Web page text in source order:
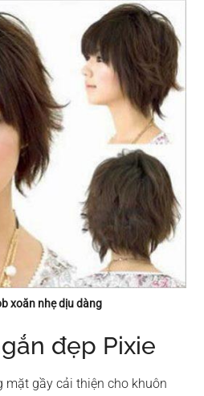
xoăn nhẹ dịu dàng
đẹp Pixie
mặt gầy cải thiện cho khuôn